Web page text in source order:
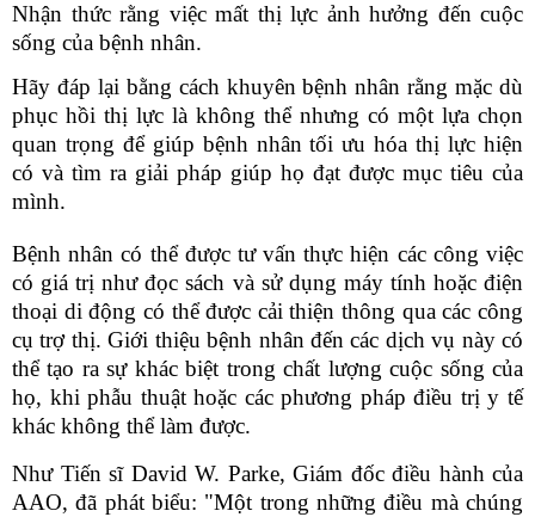
Nhận thức rằng việc mất thị lực ảnh hưởng đến cuộc
sống của bệnh nhân.
Hãy đáp lại bằng cách khuyên bệnh nhân rằng mặc dù
phục hồi thị lực là không thể nhưng có một lựa chọn
quan trọng để giúp bệnh nhân tối ưu hóa thị lực hiện
có và tìm ra giải pháp giúp họ đạt được mục tiêu của
mình.
Bệnh nhân có thể được tư vấn thực hiện các công việc
có giá trị như đọc sách và sử dụng máy tính hoặc điện
thoại di động có thể được cải thiện thông quacác công
cụ trợ thị. Giới thiệu bệnh nhân đến các dịch vụ này có
thể tạo ra sự khác biệt trong chất lượng cuộc sống của
họ, khi phẫu thuật hoặc các phương pháp điều trị y tế
khác không thể làm được.
Như Tiến sĩ David W. Parke, Giám đốc điều hành của
AAO, đã phát biểu: "Một trong những điều mà chúng